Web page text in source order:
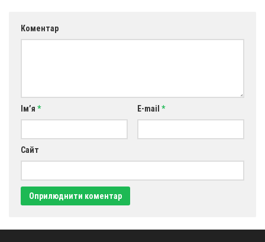
Коментар
Ім’я * E-mail *
Сайт